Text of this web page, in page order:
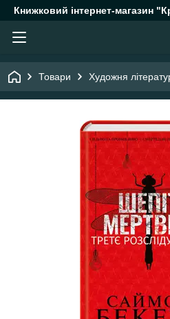
Книжковий інтернет-магазин
Товари Художня